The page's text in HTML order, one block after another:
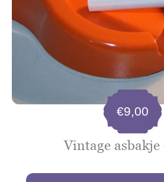
Vintage asbakje
€9,00